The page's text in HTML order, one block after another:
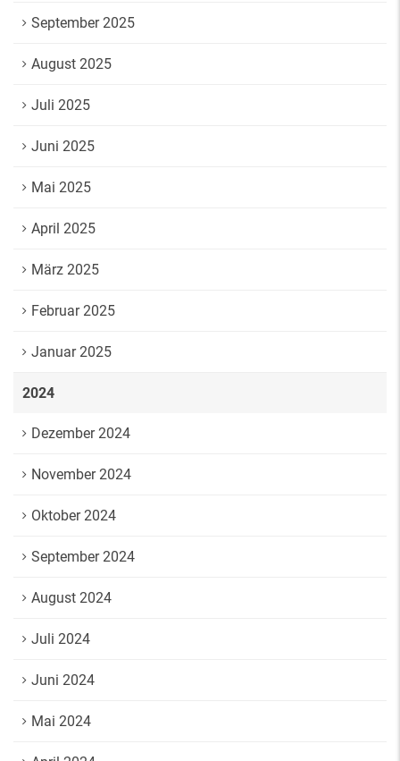
September 2025
August 2025
Juli 2025
Juni 2025
Mai 2025
April 2025
März 2025
Februar 2025
Januar 2025
2024
Dezember 2024
November 2024
Oktober 2024
September 2024
August 2024
Juli 2024
Juni 2024
Mai 2024